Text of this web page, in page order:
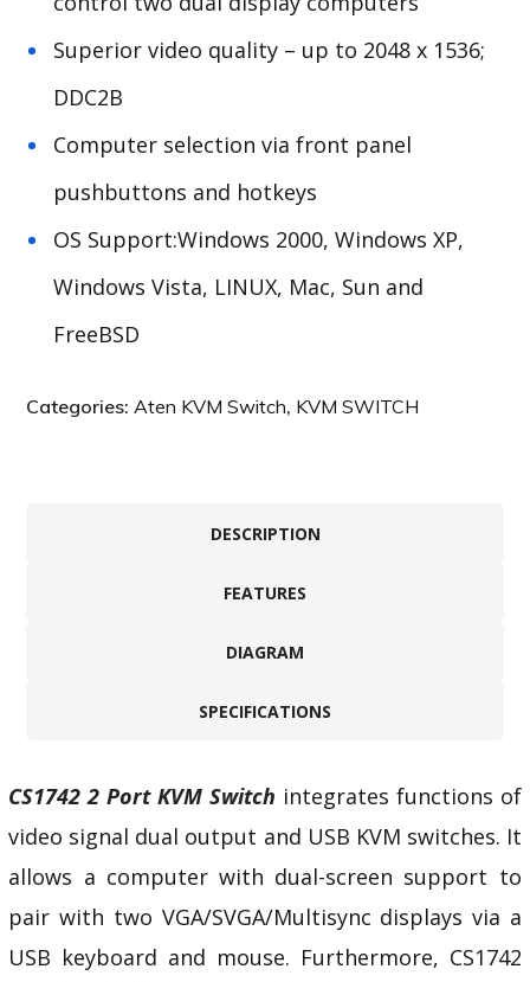
Superior video quality – up to 2048 x 1536;
DDC2B
Computer selection via front panel
pushbuttons and hotkeys
OS Support:Windows 2000, Windows XP,
Windows Vista, LINUX, Mac, Sun and
FreeBSD
Categories:Aten KVM Switch, KVM SWITCH
DESCRIPTION
FEATURES
DIAGRAM
SPECIFICATIONS
CS1742 2 Port KVM Switch integrates functions of
video signal dual output and USB KVM switches. It
allows a computer with dual-screen support to
pair with two VGA/SVGA/Multisync displays via a
USB keyboard and mouse. Furthermore, CS1742